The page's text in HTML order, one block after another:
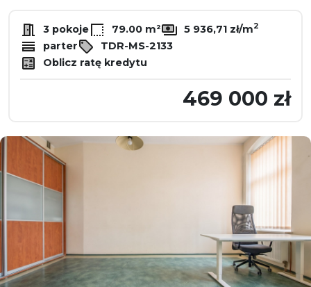
3 pokoje 79.00 m² 5 936,71 zł/m2
parter
TDR-MS-2133
Oblicz ratę kredytu
469 000 zł